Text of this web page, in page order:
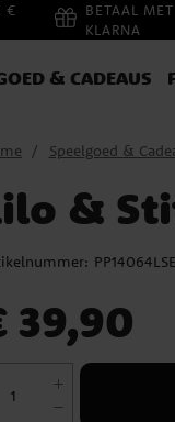
€
BETAAL
KLARNA
& CADEAUS
Speelgoed &
&
39,90